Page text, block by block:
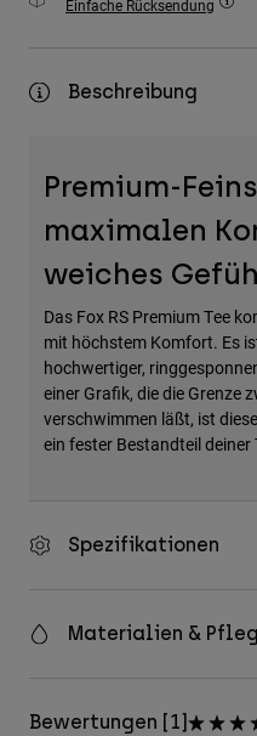
Zubehör
Taschen & Rucksäcke
Alle anzeigen
Einfache Rücksendung
Beschreibung
Premium-
maximalen
weiches
Das Fox RS Premium Tee
mit höchstem Komfort. Es
hochwertiger,
einer Grafik, die die Grenze
verschwimmen läßt, ist
ein fester Bestandteil
Spezifikationen
Materialien &
Bewertungen [1]